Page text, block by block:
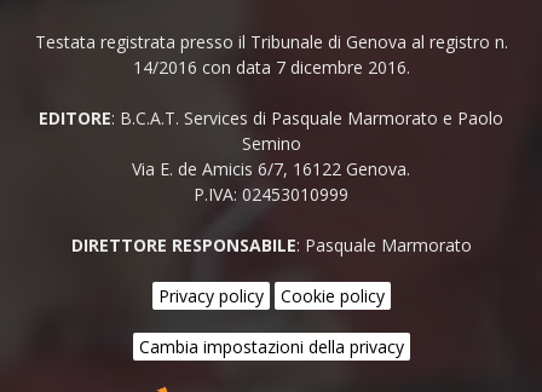
Testata registrata presso il Tribunale di Genova al registro n.
14/2016 con data 7 dicembre 2016.
EDITORE: B.C.A.T. Services di Pasquale Marmorato e Paolo
Semino
Via E. de Amicis 6/7, 16122 Genova.
P.IVA: 02453010999
DIRETTORE RESPONSABILE: Pasquale Marmorato
Privacy policy Cookie policy
Cambia impostazioni della privacy